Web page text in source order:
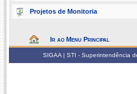
Projetos de Monitoria
Ir ao Menu Principal
SIGAA | STI - Superintendência